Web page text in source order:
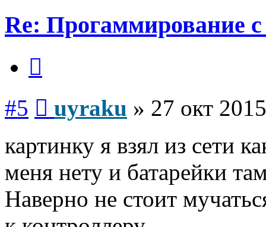
Re: Прогаммирование с
#5 uyraku » 27 окт
картинку я взял из сети
меня нету и батарейки
Наверно не стоит